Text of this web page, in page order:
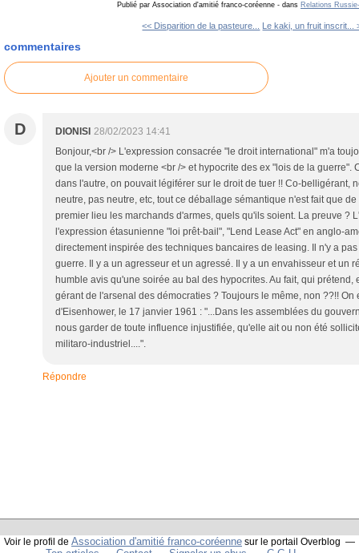
Publié par Association d'amitié franco-coréenne - dans Relations
<< Disparition de la pasteure... Le kaki, un fruit inscrit...
commentaires
Ajouter un commentaire
D DIONISI 28/02/2023 14:41
Bonjour,<br /> L'expression consacrée "le droit international" m'a
que la version moderne <br /> et hypocrite des ex "lois de la guerre".
dans l'autre, on pouvait légiférer sur le droit de tuer !! Co-belligérant,
neutre, pas neutre, etc, tout ce déballage sémantique n'est fait que
premier lieu les marchands d'armes, quels qu'ils soient. La preuve ?
l'expression étasunienne "loi prêt-bail", "Lend Lease Act" en anglo-
directement inspirée des techniques bancaires de leasing. Il n'y a
guerre. Il y a un agresseur et un agressé. Il y a un envahisseur et un
humble avis qu'une soirée au bal des hypocrites. Au fait, qui prétend,
gérant de l'arsenal des démocraties ? Toujours le même, non ??!!
d'Eisenhower, le 17 janvier 1961 : "...Dans les assemblées du
nous garder de toute influence injustifiée, qu'elle ait ou non été
militaro-industriel....".
Répondre
Voir le profil de Association d'amitié franco-coréenne sur le portail Overblog